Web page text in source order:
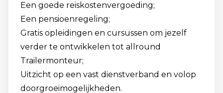
Een goede reiskostenvergoeding;
Een pensioenregeling;
Gratis opleidingen en cursussen om jezelf
verder te ontwikkelen tot allround
Trailermonteur;
Uitzicht op een vast dienstverband en volop
doorgroeimogelijkheden.